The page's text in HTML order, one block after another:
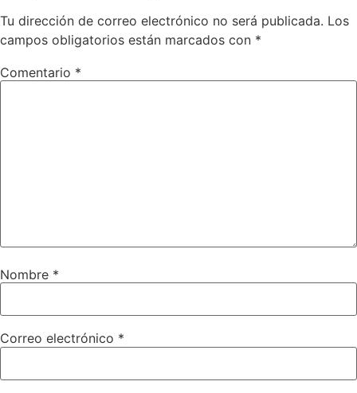
Tu dirección de correo electrónico no será publicada. Los
campos obligatorios están marcados con *
Comentario *
Nombre *
Correo electrónico *